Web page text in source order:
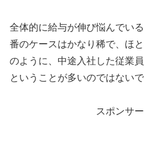
全体的に給与が伸び悩んでい
番のケースはかなり稀で、ほ
のように、中途入社した従業
ということが多いのではないで
スポンサ